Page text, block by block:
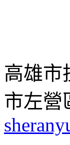
高雄市
市左營